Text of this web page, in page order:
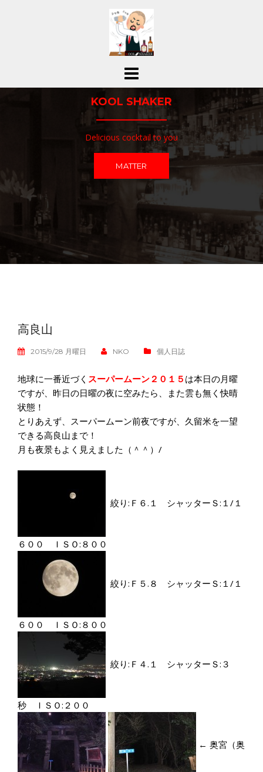
ス
KOOL SHAKER
Delicious cocktail to you
MATTER
高良山
2015/9/28 月曜日 NKO 個人日誌
地球に一番近づく スーパームーン２０１５ は本日の月曜
ですが、昨日の日曜の夜に空みたら、また雲も無く快晴
状態！
とりあえず、スーパームーン前夜ですが、久留米を一望
できる高良山まで！
月も夜景もよく見えました（＾＾）/
絞り:Ｆ６.１ シャッターＳ:１/１
６００ ＩＳＯ:８００
絞り:Ｆ５.８ シャッターＳ:１/１
６００ ＩＳＯ:８００
絞り:Ｆ４.１ シャッターＳ:３
秒 ＩＳＯ:２００
← 奥宮（奥